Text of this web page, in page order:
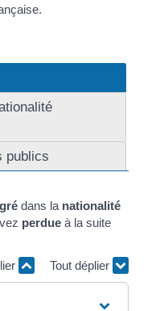
publics
dans la nationalité
perdue à la suite
Tout déplier